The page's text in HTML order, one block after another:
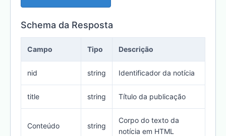
Schema da Resposta
Campo Tipo Descrição
nid string Identificador da notícia
title string Título da publicação
Conteúdo string
Corpo do texto da
notícia em HTML